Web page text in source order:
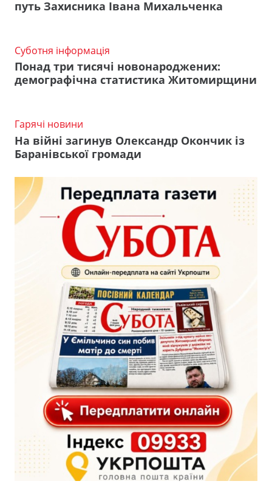
путь Захисника Івана Михальченка
Суботня інформація
Понад три тисячі новонароджених:
демографічна статистика Житомирщини
Гарячі новини
На війні загинув Олександр Окончик із
Баранівської громади